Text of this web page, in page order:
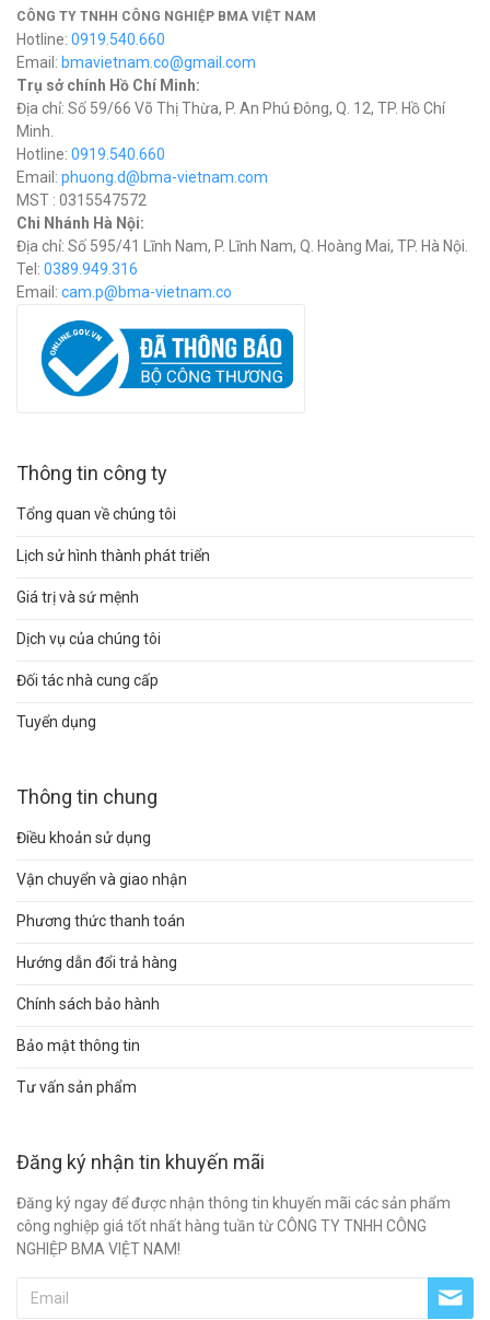
CÔNG TY TNHH CÔNG NGHIỆP BMA VIỆT NAM
Hotline: 0919.540.660
Email: bmavietnam.co@gmail.com
Trụ sở chính Hồ Chí Minh:
Địa chỉ: Số 59/66 Võ Thị Thừa, P. An Phú Đông, Q. 12, TP. Hồ Chí
Minh.
Hotline: 0919.540.660
Email: phuong.d@bma-vietnam.com
MST : 0315547572
Chi Nhánh Hà Nội:
Địa chỉ: Số 595/41 Lĩnh Nam, P. Lĩnh Nam, Q. Hoàng Mai, TP. Hà Nội.
Tel: 0389.949.316
Email: cam.p@bma-vietnam.co
Thông tin công ty
Tổng quan về chúng tôi
Lịch sử hình thành phát triển
Giá trị và sứ mệnh
Dịch vụ của chúng tôi
Đối tác nhà cung cấp
Tuyển dụng
Thông tin chung
Điều khoản sử dụng
Vận chuyển và giao nhận
Phương thức thanh toán
Hướng dẫn đổi trả hàng
Chính sách bảo hành
Bảo mật thông tin
Tư vấn sản phẩm
Đăng ký nhận tin khuyến mãi
Đăng ký ngay để được nhận thông tin khuyến mãi các sản phẩm
công nghiệp giá tốt nhất hàng tuần từ CÔNG TY TNHH CÔNG
NGHIỆP BMA VIỆT NAM!